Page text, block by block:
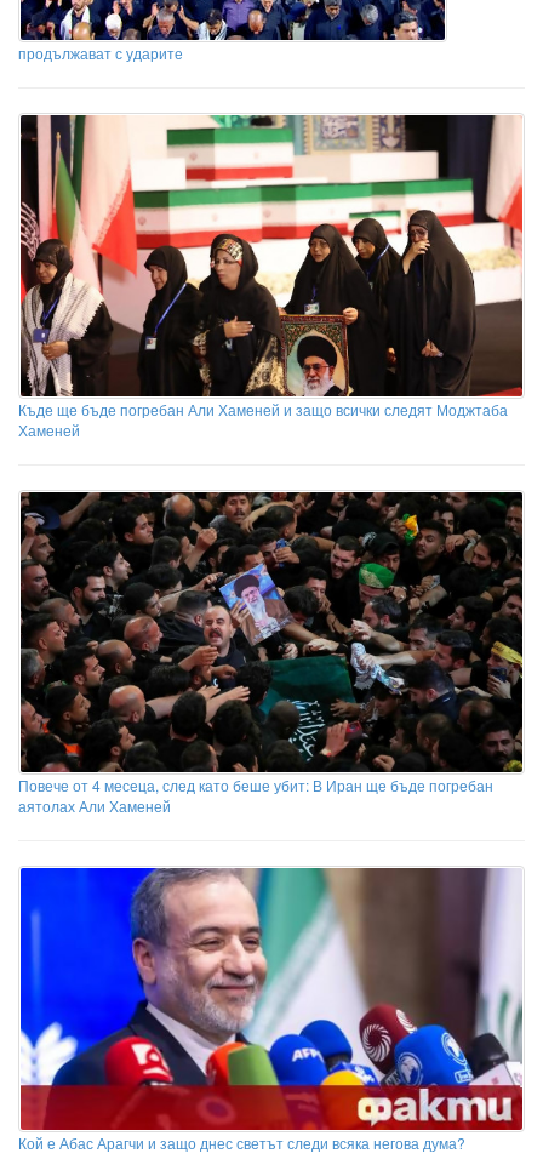
продължават с ударите
Къде ще бъде погребан Али Хаменей и защо всички следят Моджтаба
Хаменей
Повече от 4 месеца, след като беше убит: В Иран ще бъде погребан
аятолах Али Хаменей
Кой е Абас Арагчи и защо днес светът следи всяка негова дума?